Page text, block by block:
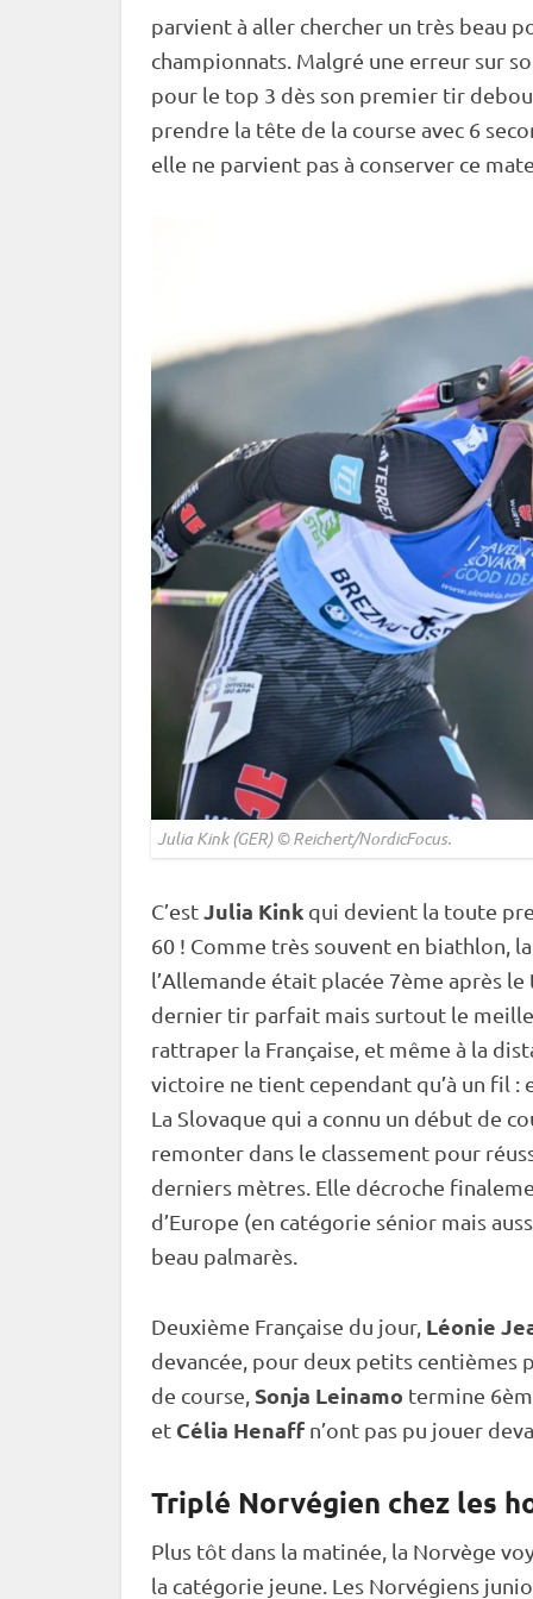
parvient à aller chercher un très beau
championnats. Malgré une erreur sur
pour le top 3 dès son premier tir
prendre la tête de la course avec 6
elle ne parvient pas à conserver ce
Julia Kink (GER) © Reichert/NordicFocus.
C’estJulia Kink qui devient la toute
60 ! Comme très souvent en biathlon,
l’Allemande était placée 7ème après
dernier tir parfait mais surtout le
rattraper la Française, et même à la
victoire ne tient cependant qu’à un fil :
La Slovaque qui a connu un début de
remonter dans le classement pour
derniers mètres. Elle décroche
d’Europe (en catégorie sénior mais
beau palmarès.
Deuxième Française du jour, Léonie
devancée, pour deux petits centièmes
de course, Sonja Leinamo termine
et Célia Henaff n’ont pas pu jouer
Triplé Norvégien chez les
Plus tôt dans la matinée, la Norvège
la catégorie jeune. Les Norvégiens